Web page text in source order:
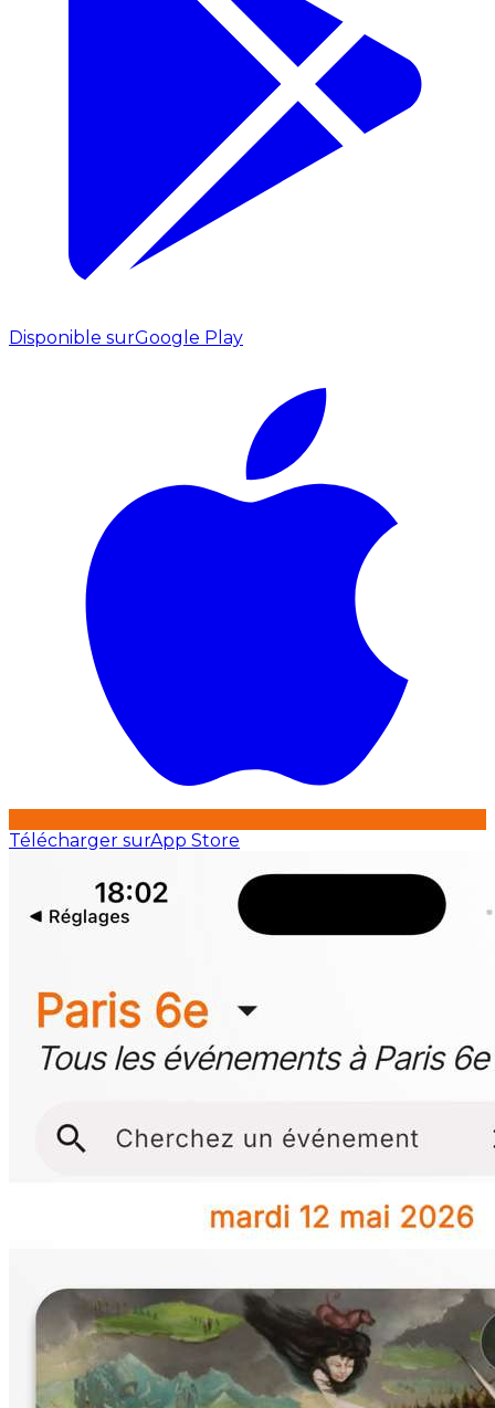
Disponible surGoogle Play
Télécharger surApp Store